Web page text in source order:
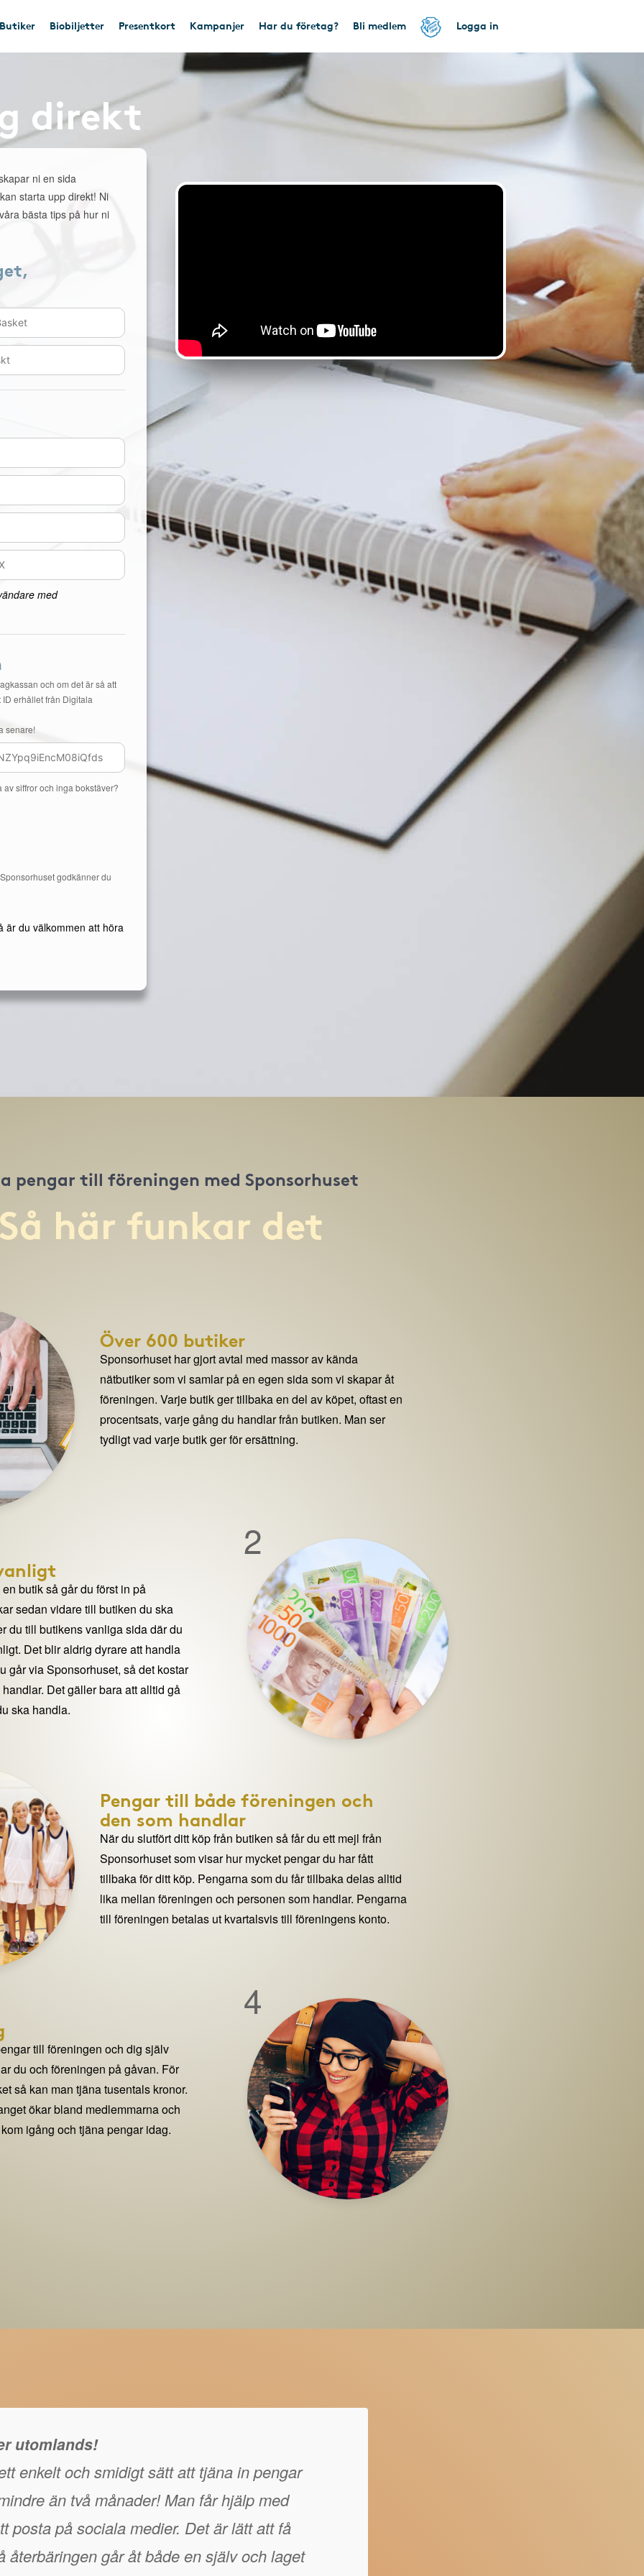
Butiker Biobiljetter Presentkort Kampanjer Har du företag? Bli medlem Logga in
direkt
ni en sida
starta upp direkt! Ni
bästa tips på hur ni
med
och om det är så att
erhållet från Digitala
senare!
siffror och inga bokstäver?
godkänner du
är du välkommen att höra
pengar till föreningen med Sponsorhuset
här funkar det
Över 600 butiker
Sponsorhuset har gjort avtal med massor av kända
nätbutiker som vi samlar på en egen sida som vi skapar åt
föreningen. Varje butik ger tillbaka en del av köpet, oftast en
procentsats, varje gång du handlar från butiken. Man ser
tydligt vad varje butik ger för ersättning.
2
butik så går du först in på
sedan vidare till butiken du ska
du till butikens vanliga sida där du
Det blir aldrig dyrare att handla
går via Sponsorhuset, så det kostar
Det gäller bara att alltid gå
ska handla.
Pengar till både föreningen och
den som handlar
När du slutfört ditt köp från butiken så får du ett mejl från
Sponsorhuset som visar hur mycket pengar du har fått
tillbaka för ditt köp. Pengarna som du får tillbaka delas alltid
lika mellan föreningen och personen som handlar. Pengarna
till föreningen betalas ut kvartalsvis till föreningens konto.
4
till föreningen och dig själv
du och föreningen på gåvan. För
så kan man tjäna tusentals kronor.
ökar bland medlemmarna och
igång och tjäna pengar idag.
utomlands!
enkelt och smidigt sätt att tjäna in pengar
än två månader! Man får hjälp med
posta på sociala medier. Det är lätt att få
återbäringen går åt både en själv och laget